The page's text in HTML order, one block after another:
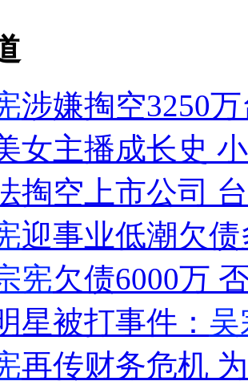
老妇被骗十多万
咬伤多人 警民合力深夜将其击毙
殴打老人 痛下狠手拳打脚踢
全 医生回应
强权政治霸凌主义
涉嫌掏空3250
女主播成长史
掏空上市公司
迎事业低潮欠
宪欠债6000万
星被打事件： 吴
再传财务危机